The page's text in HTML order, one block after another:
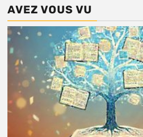
AVEZ VOUS VU